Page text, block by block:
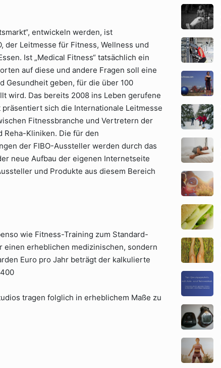
entwickeln werden, ist
der Leitmesse für Fitness, Wellness und
Ist „Medical Fitness“ tatsächlich ein
auf diese und andere Fragen soll eine
Gesundheit geben, für die über 100
wird. Das bereits 2008 ins Leben gerufene
präsentiert sich die Internationale Leitmesse
Fitnessbranche und Vertretern der
Reha-Kliniken. Die für den
der FIBO-Aussteller werden durch das
neue Aufbau der eigenen Internetseite
und Produkte aus diesem Bereich
wie Fitness-Training zum Standard-
einen erheblichen medizinischen, sondern
Euro pro Jahr beträgt der kalkulierte
tragen folglich in erheblichem Maße zu